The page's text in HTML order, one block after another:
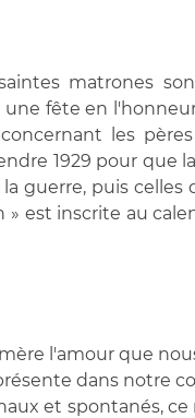
matrones
fête en
les
1929 pour que
guerre, puis
est inscrite au
l'amour que
dans notre
et spontanés,